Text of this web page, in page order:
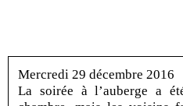
Mercredi 29 décembre 2016
La soirée à l’auberge a